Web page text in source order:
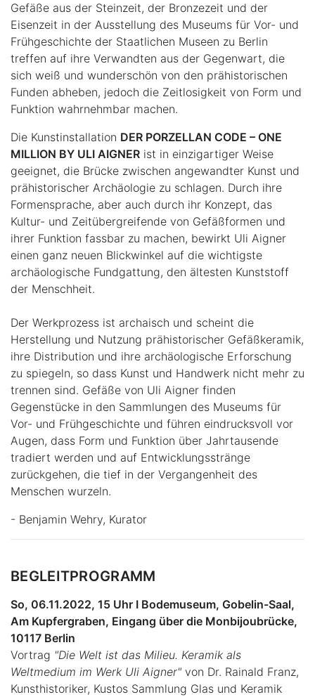
Gefäße aus der Steinzeit, der Bronzezeit und der
Eisenzeit in der Ausstellung des Museums für Vor- und
Frühgeschichte der Staatlichen Museen zu Berlin
treffen auf ihre Verwandten aus der Gegenwart, die
sich weiß und wunderschön von den prähistorischen
Funden abheben, jedoch die Zeitlosigkeit von Form und
Funktion wahrnehmbar machen.
Die Kunstinstallation DER PORZELLAN CODE – ONE
MILLION BY ULI AIGNER ist in einzigartiger Weise
geeignet, die Brücke zwischen angewandter Kunst und
prähistorischer Archäologie zu schlagen. Durch ihre
Formensprache, aber auch durch ihr Konzept, das
Kultur- und Zeitübergreifende von Gefäßformen und
ihrer Funktion fassbar zu machen, bewirkt Uli Aigner
einen ganz neuen Blickwinkel auf die wichtigste
archäologische Fundgattung, den ältesten Kunststoff
der Menschheit.
Der Werkprozess ist archaisch und scheint die
Herstellung und Nutzung prähistorischer Gefäßkeramik,
ihre Distribution und ihre archäologische Erforschung
zu spiegeln, so dass Kunst und Handwerk nicht mehr zu
trennen sind. Gefäße von Uli Aigner finden
Gegenstücke in den Sammlungen des Museums für
Vor- und Frühgeschichte und führen eindrucksvoll vor
Augen, dass Form und Funktion über Jahrtausende
tradiert werden und auf Entwicklungsstränge
zurückgehen, die tief in der Vergangenheit des
Menschen wurzeln.
- Benjamin Wehry, Kurator
BEGLEITPROGRAMM
So, 06.11.2022, 15 Uhr I Bodemuseum, Gobelin-Saal,
Am Kupfergraben, Eingang über die Monbijoubrücke,
10117 Berlin
Vortrag "Die Welt ist das Milieu. Keramik als
Weltmedium im Werk Uli Aigner" von Dr. Rainald Franz,
Kunsthistoriker, Kustos Sammlung Glas und Keramik